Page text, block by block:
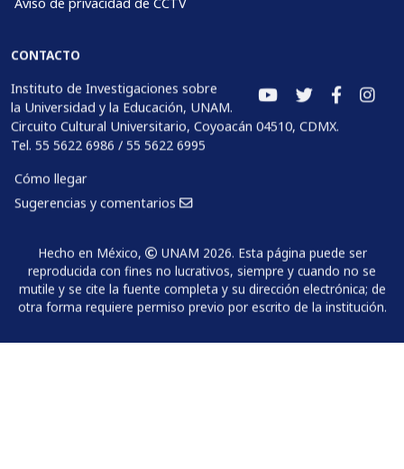
CONTACTO
Instituto de Investigaciones sobre
la Universidad y la Educación, UNAM.
Circuito Cultural Universitario, Coyoacán 04510, CDMX.
Tel. 55 5622 6986 / 55 5622 6995
Cómo llegar
Sugerencias y comentarios
Hecho en México,
UNAM 2026. Esta página puede ser
reproducida con fines no lucrativos, siempre y cuando no se
mutile y se cite la fuente completa y su dirección electrónica; de
otra forma requiere permiso previo por escrito de la institución.